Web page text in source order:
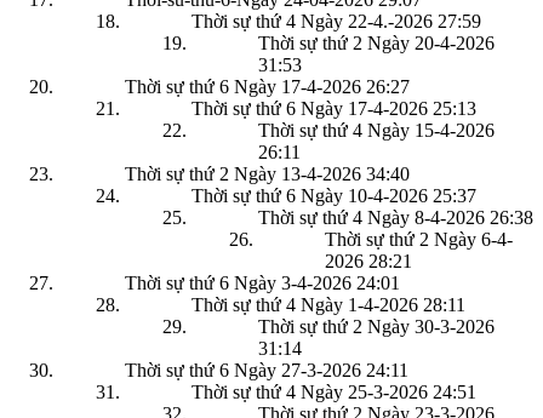
Thời sự thứ 4 Ngày 22-4.-2026 27:59
Thời sự thứ 2 Ngày 20-4-2026
31:53
Thời sự thứ 6 Ngày 17-4-2026 26:27
Thời sự thứ 6 Ngày 17-4-2026 25:13
Thời sự thứ 4 Ngày 15-4-2026
26:11
Thời sự thứ 2 Ngày 13-4-2026 34:40
Thời sự thứ 6 Ngày 10-4-2026 25:37
Thời sự thứ 4 Ngày 8-4-2026 26:38
Thời sự thứ 2 Ngày 6-4-
2026 28:21
Thời sự thứ 6 Ngày 3-4-2026 24:01
Thời sự thứ 4 Ngày 1-4-2026 28:11
Thời sự thứ 2 Ngày 30-3-2026
31:14
Thời sự thứ 6 Ngày 27-3-2026 24:11
Thời sự thứ 4 Ngày 25-3-2026 24:51
Thời sự thứ 2 Ngày 23-3-2026